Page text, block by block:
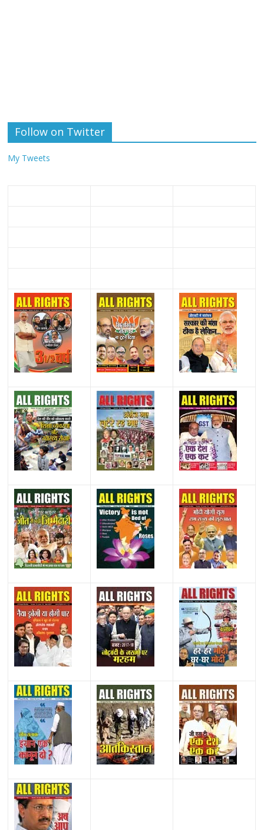
Follow on Twitter
My Tweets